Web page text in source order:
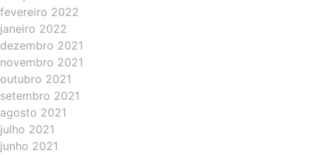
fevereiro 2022
janeiro 2022
dezembro 2021
novembro 2021
outubro 2021
setembro 2021
agosto 2021
julho 2021
junho 2021